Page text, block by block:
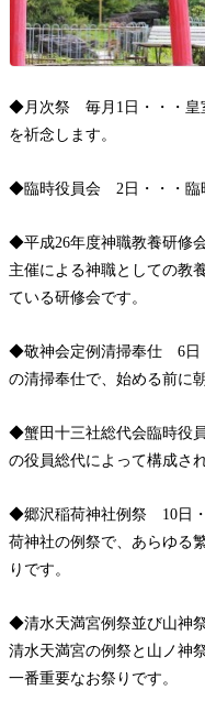
◆月次祭 毎月1日・・・皇
を祈念します。
◆臨時役員会 2日・・・臨
◆平成26年度神職教養研修
主催による神職としての教
ている研修会です。
◆敬神会定例清掃奉仕 6日
の清掃奉仕で、始める前に
◆蟹田十三社総代会臨時役
の役員総代によって構成さ
◆郷沢稲荷神社例祭 10日
荷神社の例祭で、あらゆる
りです。
◆清水天満宮例祭並び山神
清水天満宮の例祭と山ノ神
一番重要なお祭りです。